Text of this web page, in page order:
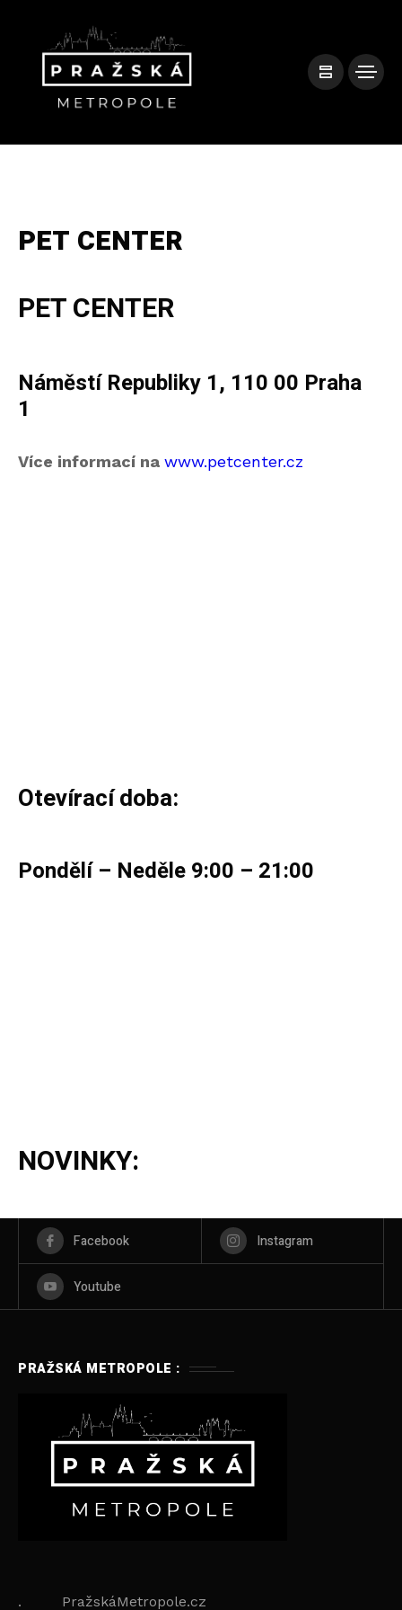
PET CENTER
PET CENTER
Náměstí Republiky 1, 110 00 Praha
1
Více informací na www.petcenter.cz
Otevírací doba:
Pondělí – Neděle 9:00 – 21:00
NOVINKY:
Facebook Instagram
Youtube
PRAŽSKÁ METROPOLE :
. PražskáMetropole.cz